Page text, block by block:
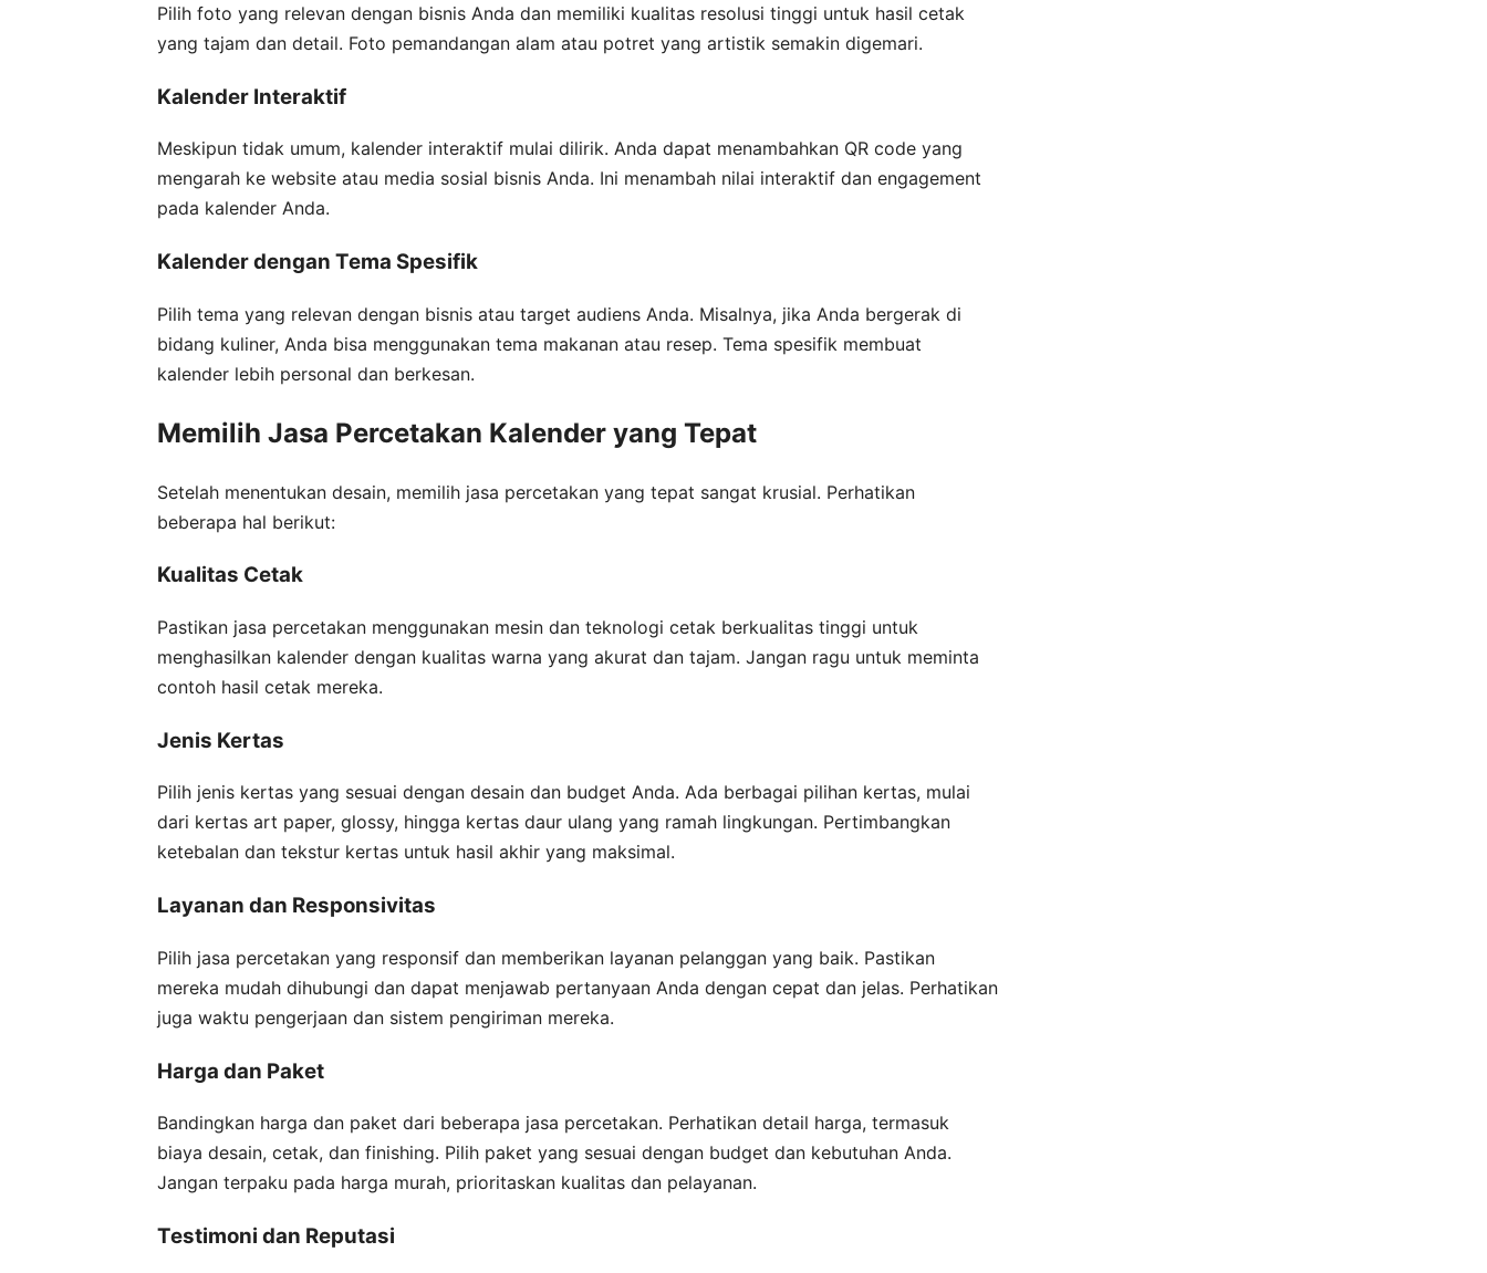
Pilih foto yang relevan dengan bisnis Anda dan memiliki kualitas resolusi tinggi untuk hasil cetak
yang tajam dan detail. Foto pemandangan alam atau potret yang artistik semakin digemari.
Kalender Interaktif
Meskipun tidak umum, kalender interaktif mulai dilirik. Anda dapat menambahkan QR code yang
mengarah ke website atau media sosial bisnis Anda. Ini menambah nilai interaktif dan engagement
pada kalender Anda.
Kalender dengan Tema Spesifik
Pilih tema yang relevan dengan bisnis atau target audiens Anda. Misalnya, jika Anda bergerak di
bidang kuliner, Anda bisa menggunakan tema makanan atau resep. Tema spesifik membuat
kalender lebih personal dan berkesan.
Memilih Jasa Percetakan Kalender yang Tepat
Setelah menentukan desain, memilih jasa percetakan yang tepat sangat krusial. Perhatikan
beberapa hal berikut:
Kualitas Cetak
Pastikan jasa percetakan menggunakan mesin dan teknologi cetak berkualitas tinggi untuk
menghasilkan kalender dengan kualitas warna yang akurat dan tajam. Jangan ragu untuk meminta
contoh hasil cetak mereka.
Jenis Kertas
Pilih jenis kertas yang sesuai dengan desain dan budget Anda. Ada berbagai pilihan kertas, mulai
dari kertas art paper, glossy, hingga kertas daur ulang yang ramah lingkungan. Pertimbangkan
ketebalan dan tekstur kertas untuk hasil akhir yang maksimal.
Layanan dan Responsivitas
Pilih jasa percetakan yang responsif dan memberikan layanan pelanggan yang baik. Pastikan
mereka mudah dihubungi dan dapat menjawab pertanyaan Anda dengan cepat dan jelas. Perhatikan
juga waktu pengerjaan dan sistem pengiriman mereka.
Harga dan Paket
Bandingkan harga dan paket dari beberapa jasa percetakan. Perhatikan detail harga, termasuk
biaya desain, cetak, dan finishing. Pilih paket yang sesuai dengan budget dan kebutuhan Anda.
Jangan terpaku pada harga murah, prioritaskan kualitas dan pelayanan.
Testimoni dan Reputasi